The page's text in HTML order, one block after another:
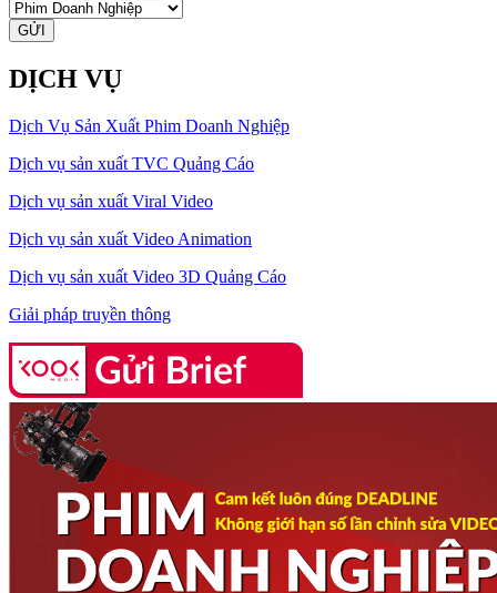
GỬI
DỊCH VỤ
Dịch Vụ Sản Xuất Phim Doanh Nghiệp
Dịch vụ sản xuất TVC Quảng Cáo
Dịch vụ sản xuất Viral Video
Dịch vụ sản xuất Video Animation
Dịch vụ sản xuất Video 3D Quảng Cáo
Giải pháp truyền thông